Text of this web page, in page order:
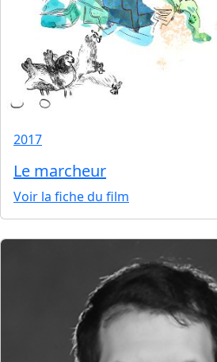
2017
Le marcheur
Voir la fiche du film